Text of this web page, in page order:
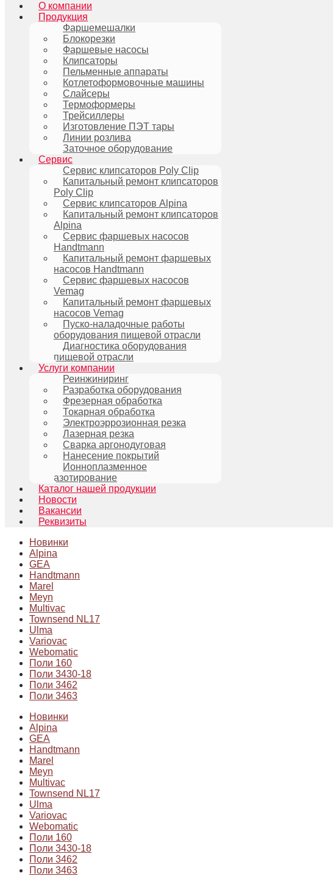
О компании
Продукция
Фаршемешалки
Блокорезки
Фаршевые насосы
Клипсаторы
Пельменные аппараты
Котлетоформовочные машины
Слайсеры
Термоформеры
Трейсиллеры
Изготовление ПЭТ тары
Линии розлива
Заточное оборудование
Сервис
Сервис клипсаторов Poly Clip
Капитальный ремонт клипсаторов
Poly Clip
Сервис клипсаторов Alpina
Капитальный ремонт клипсаторов
Alpina
Сервис фаршевых насосов
Handtmann
Капитальный ремонт фаршевых
насосов Handtmann
Сервис фаршевых насосов
Vemag
Капитальный ремонт фаршевых
насосов Vemag
Пуско-наладочные работы
оборудования пищевой отрасли
Диагностика оборудования
пищевой отрасли
Услуги компании
Реинжиниринг
Разработка оборудования
Фрезерная обработка
Токарная обработка
Электроэррозионная резка
Лазерная резка
Сварка аргонодуговая
Нанесение покрытий
Ионноплазменное
азотирование
Каталог нашей продукции
Новости
Вакансии
Реквизиты
Новинки
Alpina
GEA
Handtmann
Marel
Meyn
Multivac
Townsend NL17
Ulma
Variovac
Webomatic
Поли 160
Поли 3430-18
Поли 3462
Поли 3463
Новинки
Alpina
GEA
Handtmann
Marel
Meyn
Multivac
Townsend NL17
Ulma
Variovac
Webomatic
Поли 160
Поли 3430-18
Поли 3462
Поли 3463